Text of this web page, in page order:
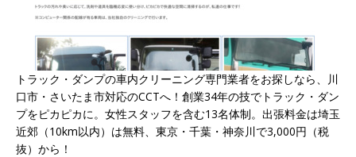
トラック・ダンプの車内クリーニング専門業者をお探しなら、川
口市・さいたま市対応のCCTへ！創業34年の技でトラック・ダン
プをピカピカに。女性スタッフを含む13名体制。出張料金は埼玉
近郊（10km以内）は無料、東京・千葉・神奈川で3,000円（税
抜）から！